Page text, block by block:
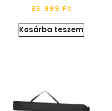
23 999 Ft
Kosárba teszem